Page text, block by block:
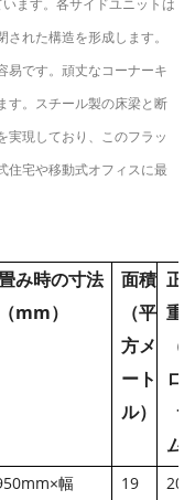
ます。各サイドユニットは
れた構造を形成します。
易です。頑丈なコーナーキ
す。スチール製の床梁と断
実現しており、このフラッ
住宅や移動式オフィスに最
み時の寸法
（mm）
面積
（平
方メ
ート
ル）
正
重
（
ロ
ラ
ム
幅
19